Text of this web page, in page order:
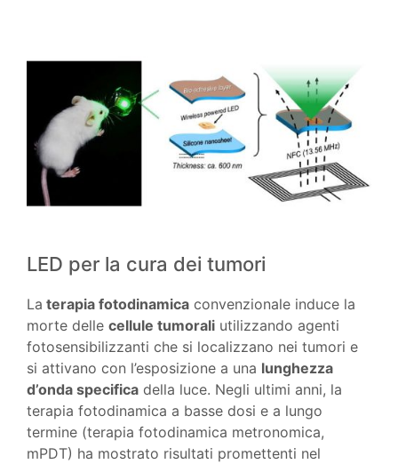
LED per la cura dei tumori
La terapia fotodinamica convenzionale induce la
morte delle cellule tumorali utilizzando agenti
fotosensibilizzanti che si localizzano nei tumori e
si attivano con l’esposizione a una lunghezza
d’onda specifica della luce. Negli ultimi anni, la
terapia fotodinamica a basse dosi e a lungo
termine (terapia fotodinamica metronomica,
mPDT) ha mostrato risultati promettenti nel